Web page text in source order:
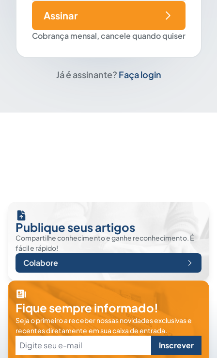
Cobrança mensal, cancele quando quiser
Assinar
Já é assinante? Faça login
Publique seus artigos
Compartilhe conhecimento e ganhe reconhecimento. É
fácil e rápido!
Colabore
Fique sempre informado!
Seja o primeiro a receber nossas novidades exclusivas e
recentes diretamente em sua caixa de entrada.
Inscrever